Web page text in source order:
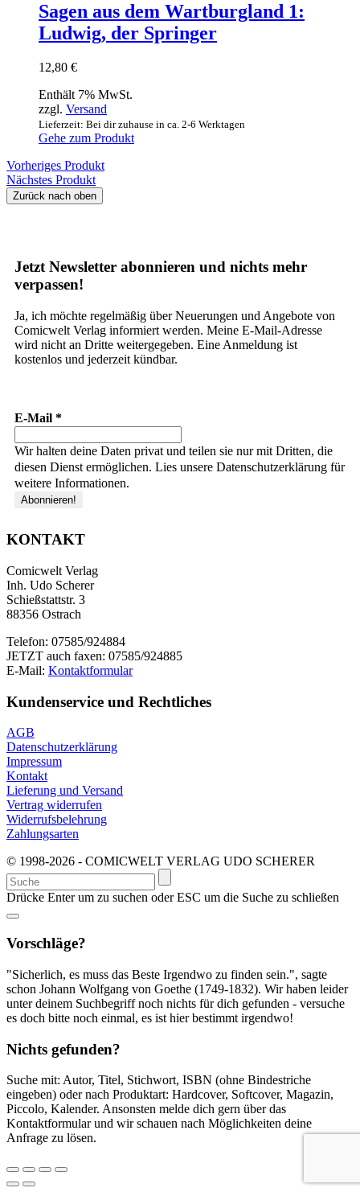
Sagen aus dem Wartburgland 1:
Ludwig, der Springer
12,80 €
Enthält 7% MwSt.
zzgl. Versand
Lieferzeit: Bei dir zuhause in ca. 2-6 Werktagen
Gehe zum Produkt
Vorheriges Produkt
Nächstes Produkt
Zurück nach oben
Jetzt Newsletter abonnieren und nichts mehr
verpassen!
Ja, ich möchte regelmäßig über Neuerungen und Angebote von
Comicwelt Verlag informiert werden. Meine E-Mail-Adresse
wird nicht an Dritte weitergegeben. Eine Anmeldung ist
kostenlos und jederzeit kündbar.
E-Mail *
Wir halten deine Daten privat und teilen sie nur mit Dritten, die
diesen Dienst ermöglichen. Lies unsere Datenschutzerklärung für
weitere Informationen.
KONTAKT
Comicwelt Verlag
Inh. Udo Scherer
Schießstattstr. 3
88356 Ostrach
Telefon: 07585/924884
JETZT auch faxen: 07585/924885
E-Mail: Kontaktformular
Kundenservice und Rechtliches
AGB
Datenschutzerklärung
Impressum
Kontakt
Lieferung und Versand
Vertrag widerrufen
Widerrufsbelehrung
Zahlungsarten
© 1998-2026 - COMICWELT VERLAG UDO SCHERER
Suchen
nach:
Drücke Enter um zu suchen oder ESC um die Suche zu schließen
Vorschläge?
"Sicherlich, es muss das Beste Irgendwo zu finden sein.", sagte
schon Johann Wolfgang von Goethe (1749-1832). Wir haben leider
unter deinem Suchbegriff noch nichts für dich gefunden - versuche
es doch bitte noch einmal, es ist hier bestimmt irgendwo!
Nichts gefunden?
Suche mit: Autor, Titel, Stichwort, ISBN (ohne Bindestriche
eingeben) oder nach Produktart: Hardcover, Softcover, Magazin,
Piccolo, Kalender. Ansonsten melde dich gern über das
Kontaktformular und wir schauen nach Möglichkeiten deine
Anfrage zu lösen.